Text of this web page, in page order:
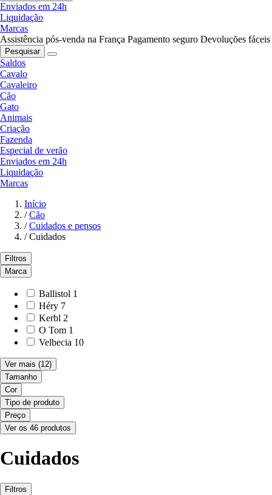
Enviados em 24h
Liquidação
Marcas
Assistência pós-venda na França Pagamento seguro Devoluções fáceis
Pesquisar
Saldos
Cavalo
Cavaleiro
Cão
Gato
Animais
Criação
Fazenda
Especial de verão
Enviados em 24h
Liquidação
Marcas
Início
/ Cão
/ Cuidados e pensos
/ Cuidados
Filtros
Marca
Ballistol 1
Héry 7
Kerbl 2
O Tom 1
Velbecia 10
Ver mais (12)
Tamanho
Cor
Tipo de produto
Preço
Ver os 46 produtos
Cuidados
Filtros